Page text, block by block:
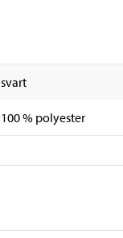
svart
100 % polyester